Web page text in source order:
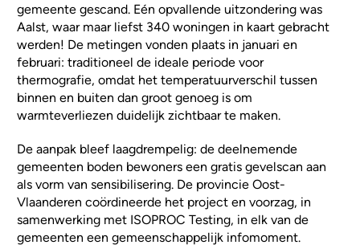
gemeente gescand. Eén opvallende uitzondering was
Aalst, waar maar liefst 340 woningen in kaart gebracht
werden! De metingen vonden plaats in januari en
februari: traditioneel de ideale periode voor
thermografie, omdat het temperatuurverschil tussen
binnen en buiten dan groot genoeg is om
warmteverliezen duidelijk zichtbaar te maken.
De aanpak bleef laagdrempelig: de deelnemende
gemeenten boden bewoners een gratis gevelscan aan
als vorm van sensibilisering. De provincie Oost-
Vlaanderen coördineerde het project en voorzag, in
samenwerking met ISOPROC Testing, in elk van de
gemeenten een gemeenschappelijk infomoment.